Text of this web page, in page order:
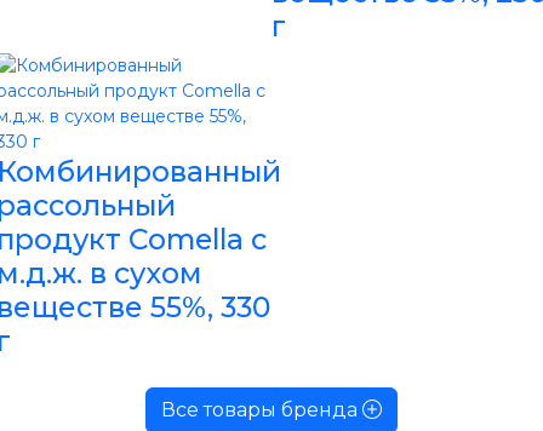
г
Comella с
в сухом
55%, 330
Все товары бренда